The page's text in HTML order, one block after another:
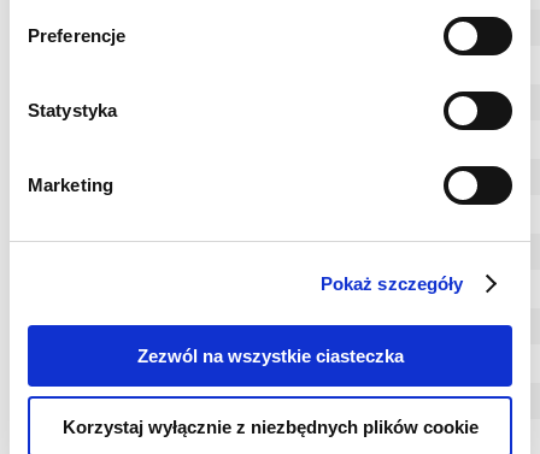
Preferencje
Statystyka
Marketing
Pokaż szczegóły
Zezwól na wszystkie ciasteczka
Korzystaj wyłącznie z niezbędnych plików cookie
108.5 gelb/yellow/żółty
114.3 gelb/yellow/żółty
116.3 grau/gray/szary
gelb/yellow/żółty
126.0 37.2 natural/naturalny
R 4.1/2" 40.0 gelb/yellow/żółty
130.0 40.0 natural/naturalny
36.0 gelb/yellow/żółty